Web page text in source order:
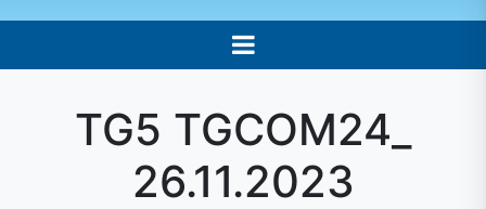
TG5 TGCOM24_
26.11.2023